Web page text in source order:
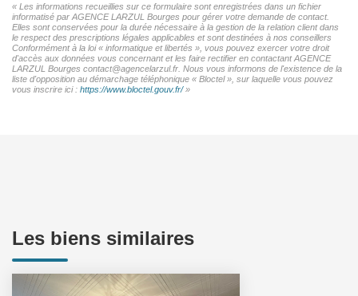
« Les informations recueillies sur ce formulaire sont enregistrées dans un fichier
informatisé par AGENCE LARZUL Bourges pour gérer votre demande de contact.
Elles sont conservées pour la durée nécessaire à la gestion de la relation client dans
le respect des prescriptions légales applicables et sont destinées à nos conseillers
Conformément à la loi « informatique et libertés », vous pouvez exercer votre droit
d'accès aux données vous concernant et les faire rectifier en contactant AGENCE
LARZUL Bourges contact@agencelarzul.fr. Nous vous informons de l'existence de la
liste d'opposition au démarchage téléphonique « Bloctel », sur laquelle vous pouvez
vous inscrire ici : https://www.bloctel.gouv.fr/»
Les biens similaires